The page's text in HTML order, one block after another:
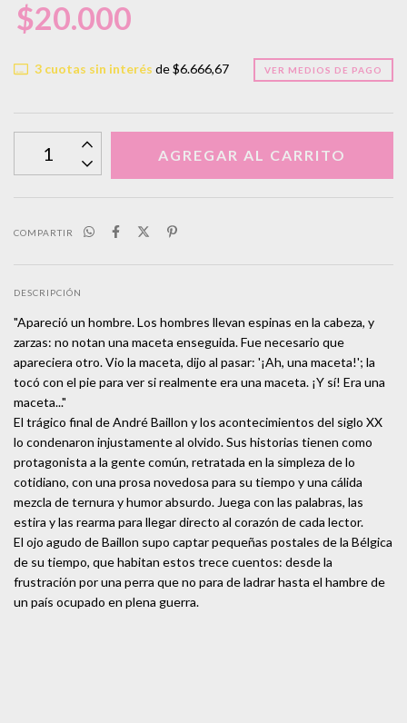
$20.000
3cuotas sin interés de$6.666,67 VER MEDIOS DE PAGO
COMPARTIR
DESCRIPCIÓN
"Apareció un hombre. Los hombres llevan espinas en la cabeza, y
zarzas: no notan una maceta enseguida. Fue necesario que
apareciera otro. Vio la maceta, dijo al pasar: '¡Ah, una maceta!'; la
tocó con el pie para ver si realmente era una maceta. ¡Y sí! Era una
maceta..."
El trágico final de André Baillon y los acontecimientos del siglo XX
lo condenaron injustamente al olvido. Sus historias tienen como
protagonista a la gente común, retratada en la simpleza de lo
cotidiano, con una prosa novedosa para su tiempo y una cálida
mezcla de ternura y humor absurdo. Juega con las palabras, las
estira y las rearma para llegar directo al corazón de cada lector.
El ojo agudo de Baillon supo captar pequeñas postales de la Bélgica
de su tiempo, que habitan estos trece cuentos: desde la
frustración por una perra que no para de ladrar hasta el hambre de
un país ocupado en plena guerra.